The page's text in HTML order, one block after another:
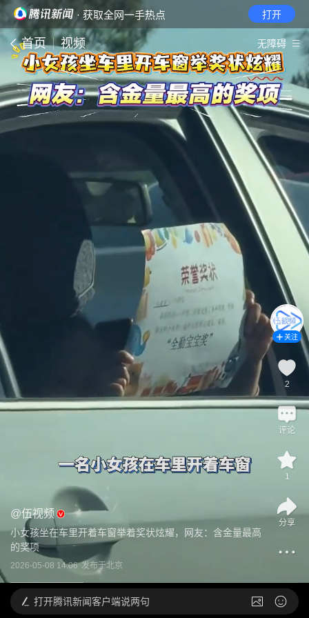
· 获取全网一手热点 打开
首页 视频 无障碍
@伍视频
小女孩坐在车里开着车窗举着奖状炫耀，网友：含金量最高
的奖项
2026-05-08 14:06 发布于北京
关注
2
评论
1
分享
打开腾讯新闻客户端说两句